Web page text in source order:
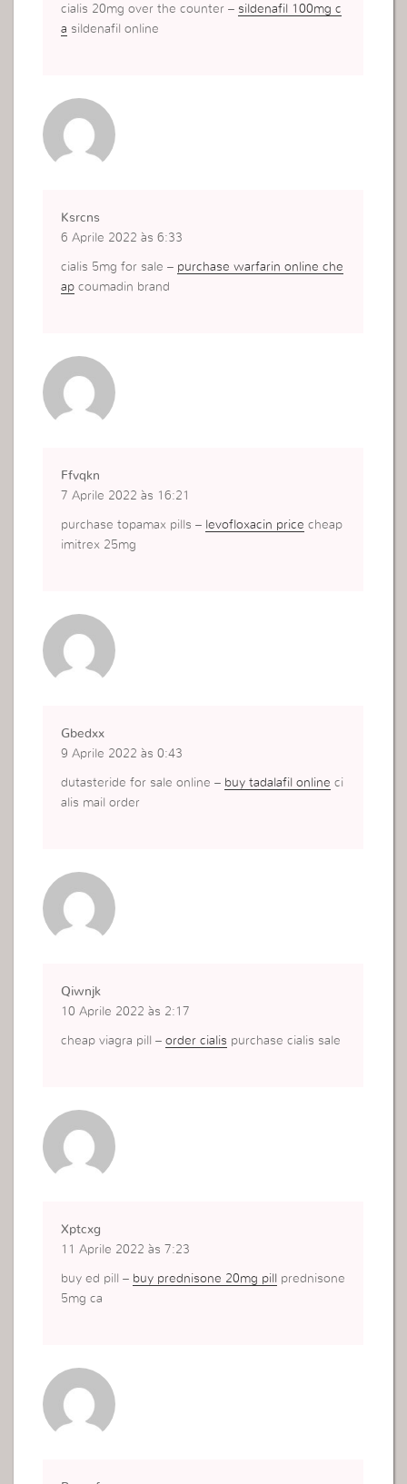
cialis 20mg over the counter – sildenafil 100mg c
a sildenafil online
Ksrcns
6 Aprile 2022 às 6:33
cialis 5mg for sale – purchase warfarin online che
ap coumadin brand
Ffvqkn
7 Aprile 2022 às 16:21
purchase topamax pills – levofloxacin price cheap
imitrex 25mg
Gbedxx
9 Aprile 2022 às 0:43
dutasteride for sale online – buy tadalafil online ci
alis mail order
Qiwnjk
10 Aprile 2022 às 2:17
cheap viagra pill –order cialis purchase cialis sale
Xptcxg
11 Aprile 2022 às 7:23
buy ed pill – buy prednisone 20mg pill prednisone
5mg ca